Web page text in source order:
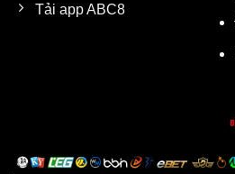
Tải app ABC8